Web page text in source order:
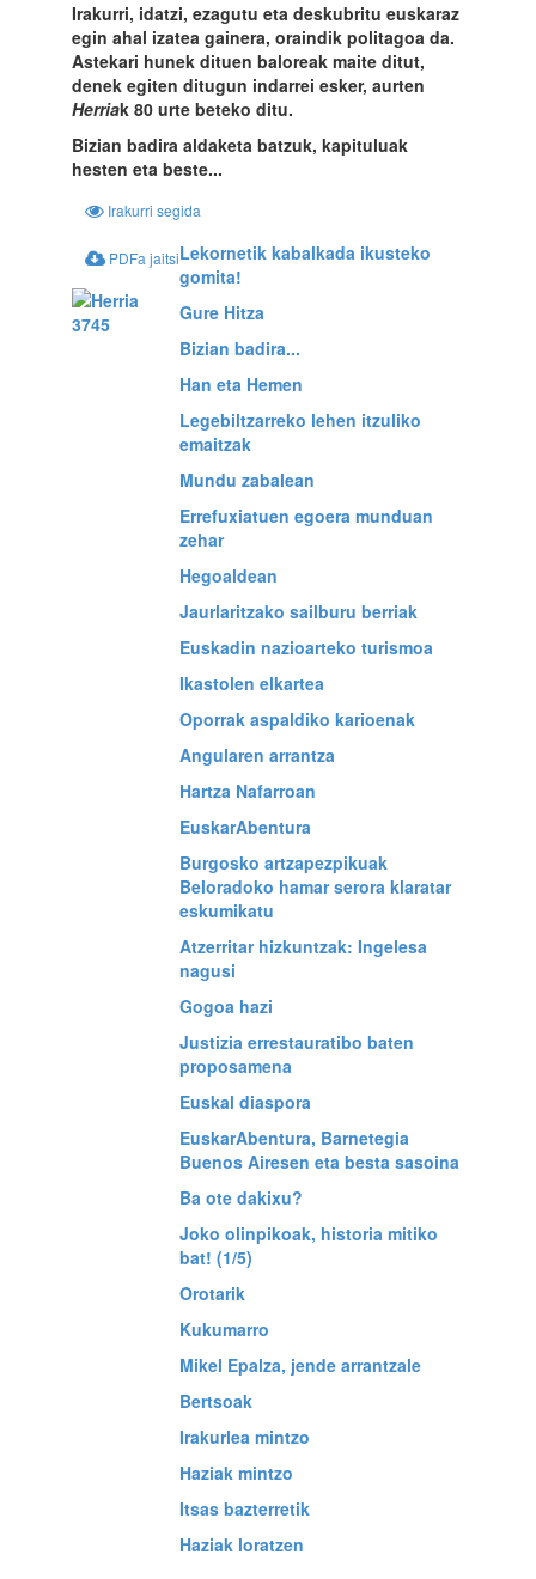
Irakurri, idatzi, ezagutu eta deskubritu euskaraz
egin ahal izatea gainera, oraindik politagoa da.
Astekari hunek dituen baloreak maite ditut,
denek egiten ditugun indarrei esker, aurten
Herriak 80 urte beteko ditu.
Bizian badira aldaketa batzuk, kapituluak
hesten eta beste...
Irakurri segida
PDFa jaitsiLekornetik kabalkada ikusteko
gomita!
Gure Hitza
Bizian badira...
Han eta Hemen
Legebiltzarreko lehen itzuliko
emaitzak
Mundu zabalean
Errefuxiatuen egoera munduan
zehar
Hegoaldean
Jaurlaritzako sailburu berriak
Euskadin nazioarteko turismoa
Ikastolen elkartea
Oporrak aspaldiko karioenak
Angularen arrantza
Hartza Nafarroan
EuskarAbentura
Burgosko artzapezpikuak
Beloradoko hamar serora klaratar
eskumikatu
Atzerritar hizkuntzak: Ingelesa
nagusi
Gogoa hazi
Justizia errestauratibo baten
proposamena
Euskal diaspora
EuskarAbentura, Barnetegia
Buenos Airesen eta besta sasoina
Ba ote dakixu?
Joko olinpikoak, historia mitiko
bat! (1/5)
Orotarik
Kukumarro
Mikel Epalza, jende arrantzale
Bertsoak
Irakurlea mintzo
Haziak mintzo
Itsas bazterretik
Haziak loratzen